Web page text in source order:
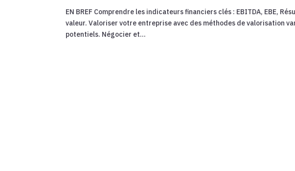
EN BREF Comprendre les indicateurs financiers clés : EBITDA, EBE,
valeur. Valoriser votre entreprise avec des méthodes de valorisation
potentiels. Négocier et...